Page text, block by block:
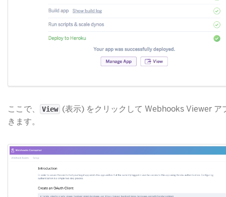
ここで、 View (表示) をクリックして Webhooks Viewer ア
きます。